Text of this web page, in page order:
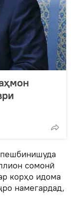
пешбинишуда
сомонӣ
корҳо идома
намегардад,